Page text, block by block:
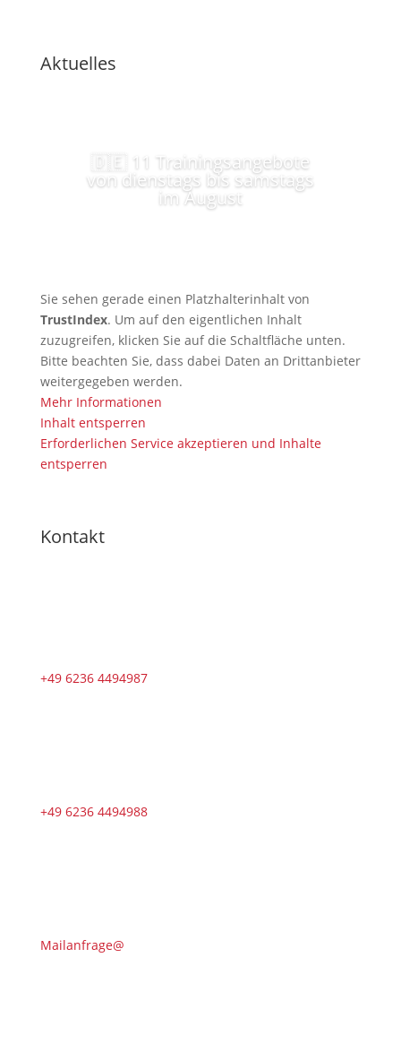
Aktuelles
🇩🇪 11 Trainingsangebote
von dienstags bis samstags
im August
Sie sehen gerade einen Platzhalterinhalt von
TrustIndex. Um auf den eigentlichen Inhalt
zuzugreifen, klicken Sie auf die Schaltfläche unten.
Bitte beachten Sie, dass dabei Daten an Drittanbieter
weitergegeben werden.
Mehr Informationen
Inhalt entsperren
Erforderlichen Service akzeptieren und Inhalte
entsperren
Kontakt
+49 6236 4494987
+49 6236 4494988
Mailanfrage@